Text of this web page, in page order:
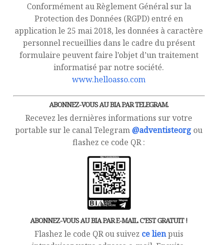
Conformément au Règlement Général sur la
Protection des Données (RGPD) entré en
application le 25 mai 2018, les données à caractère
personnel recueillies dans le cadre du présent
formulaire peuvent faire l’objet d’un traitement
informatisé par notre société.
www.helloasso.com
ABONNEZ-VOUS AU BIA PAR TELEGRAM.
Recevez les dernières informations sur votre
portable sur le canal Telegram @adventisteorg ou
flashez ce code QR :
ABONNEZ-VOUS AU BIA PAR E-MAIL. C’EST GRATUIT !
Flashez le code QR ou suivez ce lienpuis